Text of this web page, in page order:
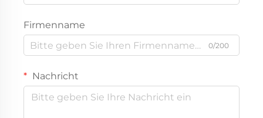
Firmenname
0/200
Nachricht